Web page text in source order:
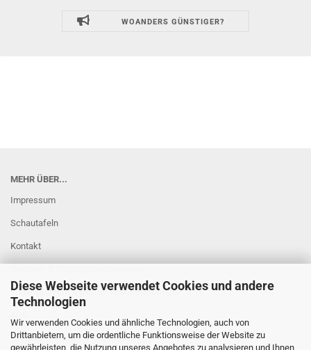
Diese Webseite verwendet Cookies und andere
Technologien
Wir verwenden Cookies und ähnliche Technologien, auch von
Drittanbietern, um die ordentliche Funktionsweise der Website zu
gewährleisten, die Nutzung unseres Angebotes zu analysieren und Ihnen
WOANDERS GÜNSTIGER?
MEHR ÜBER...
Impressum
Schautafeln
Kontakt
Widerrufsrecht & Muster-Widerrufsformular
Privatsphäre und Datenschutz